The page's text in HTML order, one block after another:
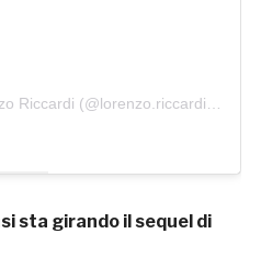
sta girando il sequel di